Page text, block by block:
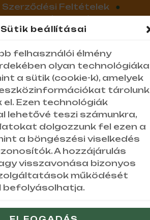
Sütik beállításai
felhasználói élmény
olyan
a sütik (cookie-k), amelyek
tárolunk
el. Ezen technológiák
lehetővé teszi számunkra,
dolgozzunk fel ezen a
a böngészési viselkedés
A hozzájárulás
visszavonása bizonyos
működését
befolyásolhatja.
Feltételek
●
Lemondási Feltételek ●
Kapcsolat
Tanya Jakabszállás